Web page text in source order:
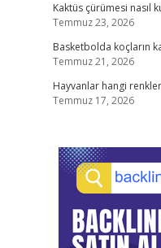
Kaktüs çürümesi nasıl
Temmuz 23, 2026
Basketbolda koçların
Temmuz 21, 2026
Hayvanlar hangi
Temmuz 17, 2026